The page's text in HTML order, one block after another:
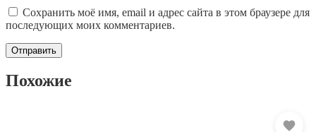
Сохранить моё имя, email и адрес сайта в этом браузере для
последующих моих комментариев.
Похожие